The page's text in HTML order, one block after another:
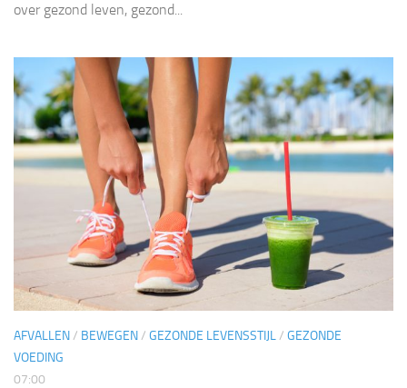
over gezond leven, gezond...
AFVALLEN/ BEWEGEN/ GEZONDE LEVENSSTIJL/ GEZONDE
VOEDING
07:00